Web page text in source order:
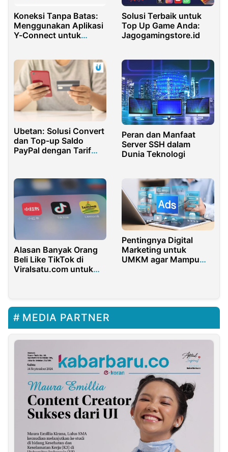
Koneksi Tanpa Batas:
Menggunakan Aplikasi
Y-Connect untuk
Solusi Terbaik untuk
Top Up Game Anda:
Jagogamingstore.id
Ubetan: Solusi Convert
dan Top-up Saldo
PayPal dengan Tarif
Peran dan Manfaat
Server SSH dalam
Dunia Teknologi
Alasan Banyak Orang
Beli Like TikTok di
Viralsatu.com untuk
Pentingnya Digital
Marketing untuk
UMKM agar Mampu
MEDIA PARTNER